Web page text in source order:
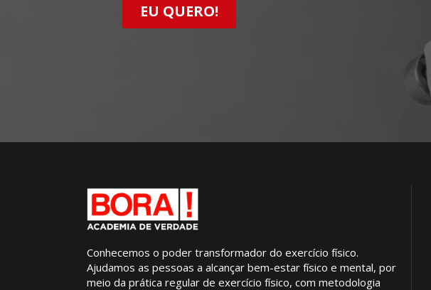
EU QUERO!
Conhecemos o poder transformador do exercício físico.
Ajudamos as pessoas a alcançar bem-estar físico e mental, por
meio da prática regular de exercício físico, com metodologia